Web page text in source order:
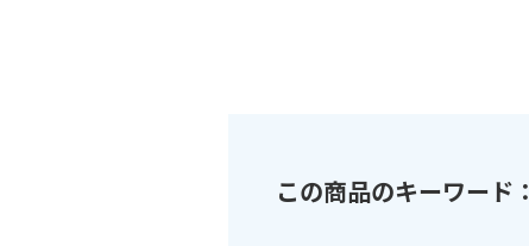
この商品のキーワード：